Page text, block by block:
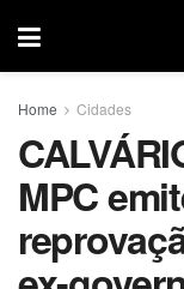
Home Cidades
MPC